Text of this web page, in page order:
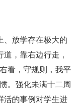
、放学存在极大的
，靠右边行走，
看，守规则，我平
。强化未满十二周
活的事例对学生进